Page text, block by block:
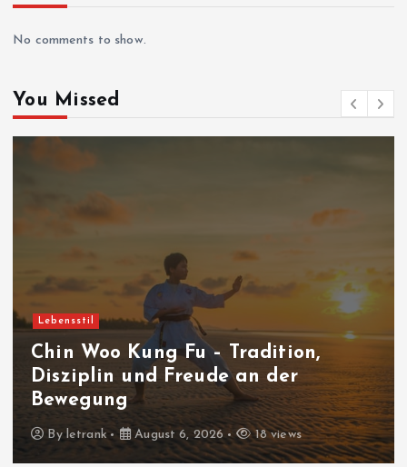
No comments to show.
You Missed
Lebensstil
Chin Woo Kung Fu – Tradition,
Disziplin und Freude an der
Bewegung
By letrank August 6, 2026 18 views